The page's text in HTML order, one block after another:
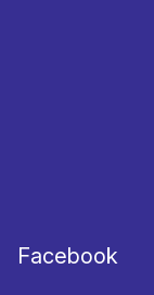
Facebook